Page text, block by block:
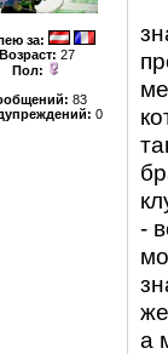
за:
Возраст: 27
Пол:
83
0
-
а